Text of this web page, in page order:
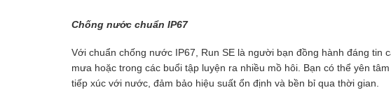
Chống nước chuẩn IP67
Với chuẩn chống nước IP67, Run SE là người bạn đồng hành đáng tin
mưa hoặc trong các buổi tập luyện ra nhiều mồ hôi. Bạn có thể yên
tiếp xúc với nước, đảm bảo hiệu suất ổn định và bền bỉ qua thời gian.